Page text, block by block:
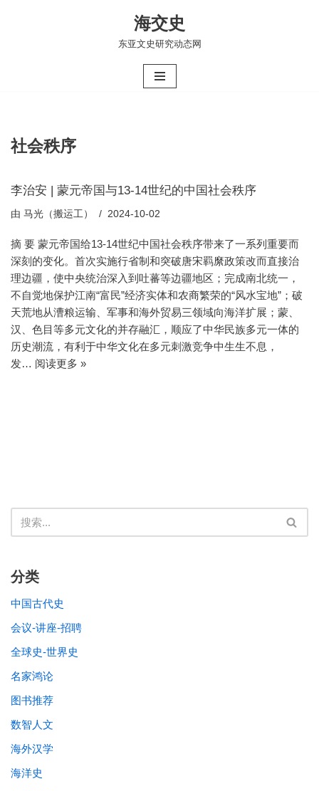
海交史
东亚文史研究动态网
社会秩序
李治安 | 蒙元帝国与13-14世纪的中国社会秩序
由 马光（搬运工） 2024-10-02
摘 要 蒙元帝国给13-14世纪中国社会秩序带来了一系列重要而
深刻的变化。首次实施行省制和突破唐宋羁縻政策改而直接治
理边疆，使中央统治深入到吐蕃等边疆地区；完成南北统一，
不自觉地保护江南“富民”经济实体和农商繁荣的“风水宝地”；破
天荒地从漕粮运输、军事和海外贸易三领域向海洋扩展；蒙、
汉、色目等多元文化的并存融汇，顺应了中华民族多元一体的
历史潮流，有利于中华文化在多元刺激竞争中生生不息，
发… 阅读更多 »
分类
中国古代史
会议-讲座-招聘
全球史-世界史
名家鸿论
图书推荐
数智人文
海外汉学
海洋史